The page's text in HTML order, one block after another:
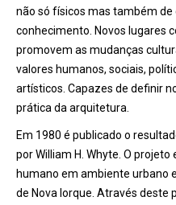
não só físicos mas também
conhecimento. Novos lugares
promovem as mudanças
valores humanos, sociais,
artísticos. Capazes de definir
prática da arquitetura.
Em 1980 é publicado o
por William H. Whyte. O
humano em ambiente urbano
de Nova Iorque. Através